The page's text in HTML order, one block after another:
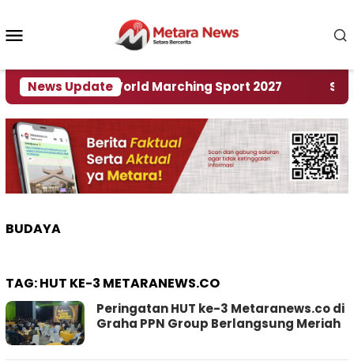
konten
News Update
Rumah World Marching Sport 2027 ‎Soal
BUDAYA
TAG:HUT KE-3 METARANEWS.CO
Peringatan HUT ke-3 Metaranews.co di
Graha PPN Group Berlangsung Meriah